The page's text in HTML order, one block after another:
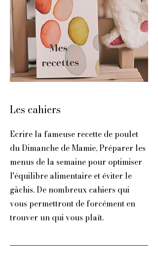
Les cahiers
Ecrire la fameuse recette de poulet
du Dimanche de Mamie, Préparer les
menus de la semaine pour optimiser
l'équilibre alimentaire et éviter le
gâchis. De nombreux cahiers qui
vous permettront de forcément en
trouver un qui vous plaît.